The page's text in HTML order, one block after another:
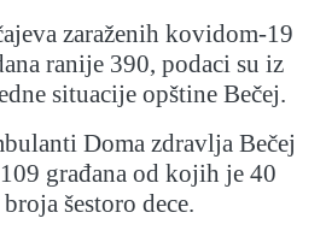
zaraženih kovidom-19
ranije 390, podaci su iz
situacije opštine Bečej.
Doma zdravlja Bečej
građana od kojih je 40
šestoro dece.